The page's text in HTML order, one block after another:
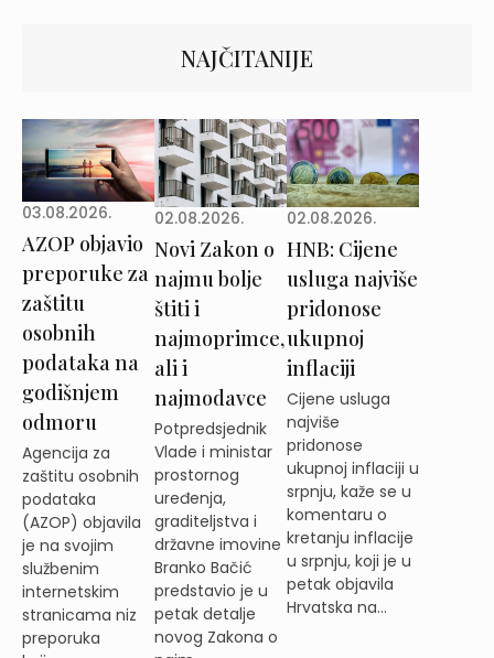
NAJČITANIJE
03.08.2026.
AZOP objavio
preporuke za
zaštitu
osobnih
podataka na
godišnjem
odmoru
Agencija za
zaštitu osobnih
podataka
(AZOP) objavila
je na svojim
službenim
internetskim
stranicama niz
preporuka
02.08.2026.
Novi Zakon o
najmu bolje
štiti i
najmoprimce,
ali i
najmodavce
Potpredsjednik
Vlade i ministar
prostornog
uređenja,
graditeljstva i
državne imovine
Branko Bačić
predstavio je u
petak detalje
novog Zakona o
02.08.2026.
HNB: Cijene
usluga najviše
pridonose
ukupnoj
inflaciji
Cijene usluga
najviše
pridonose
ukupnoj inflaciji u
srpnju, kaže se u
komentaru o
kretanju inflacije
u srpnju, koji je u
petak objavila
Hrvatska na...